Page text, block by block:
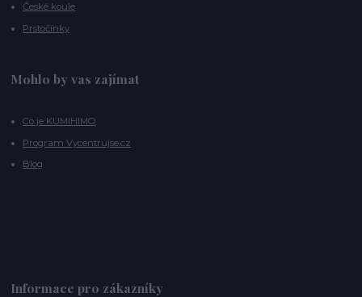
České koule
Prstočínky
Mohlo by vas zajímat
Co je KUMIHIMO
Program Vycentrujse.cz
Blog
Informace pro zákazníky